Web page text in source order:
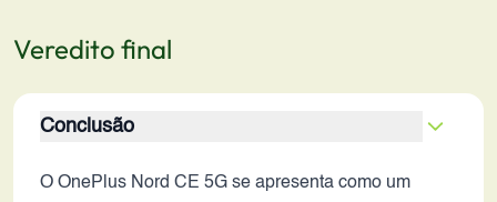
Veredito final
Conclusão
O OnePlus Nord CE 5G se apresenta como um